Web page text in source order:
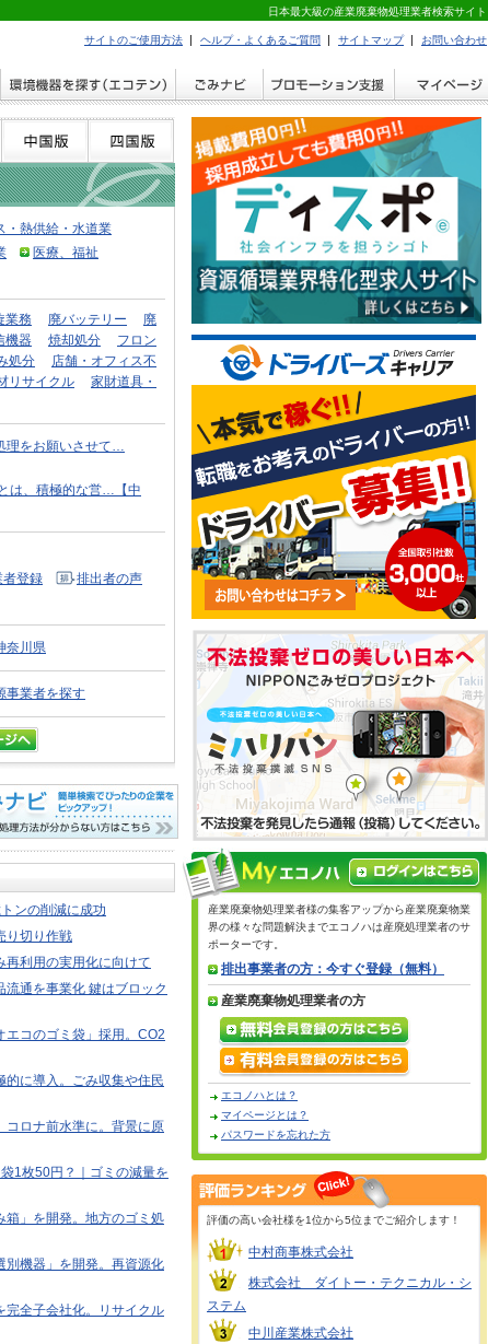
日本最大級の産業廃棄物処理業者検索サイト
サイトのご使用方法 ヘルプ・よくあるご質問 サイトマップ お問い合わせ
・熱供給・水道業
医療、福祉
業務 廃バッテリー
廃
機器 焼却処分
フロン
処分
店舗・オフィス不
リサイクル
家財道具・
理をお願いさせて…
は、積極的な営…【中
者登録
排出者の声
奈川県
事業者を探す
ンの削減に成功
り切り作戦
再利用の実用化に向けて
流通を事業化 鍵はブロック
エコのゴミ袋」採用。CO2
的に導入。ごみ収集や住民
コロナ前水準に。背景に原
1枚50円？｜ゴミの減量を
箱」を開発。地方のゴミ処
別機器」を開発。再資源化
完全子会社化。リサイクル
産業廃棄物処理業者様の集客アップから産業廃棄物業
界の様々な問題解決までエコノハは産廃処理業者のサ
ポーターです。
排出事業者の方：今すぐ登録（無料）
産業廃棄物処理業者の方
エコノハとは？
マイページとは？
パスワードを忘れた方
評価の高い会社様を1位から5位までご紹介します！
中村商事株式会社
株式会社 ダイトー・テクニカル・シ
ステム
中川産業株式会社